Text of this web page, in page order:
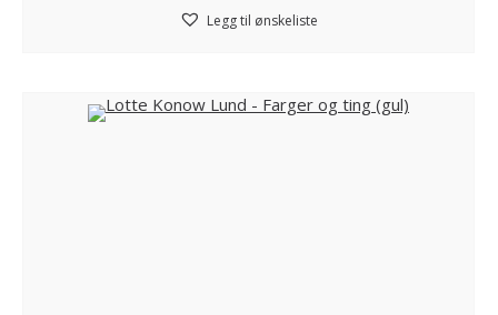
Legg til ønskeliste